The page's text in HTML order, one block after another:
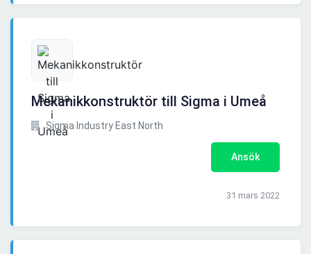
Mekanikkonstruktör till Sigma i Umeå
Sigma Industry East North
Ansök
31 mars 2022